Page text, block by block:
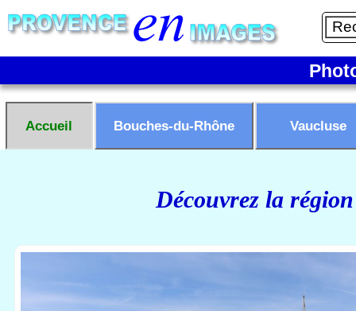
Accueil Bouches-du-Rhône Vaucluse
Découvrez la